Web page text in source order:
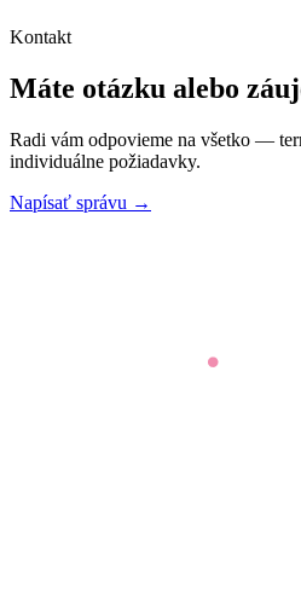
Kontakt
Máte otázku alebo
Radi vám odpovieme na všetko —
individuálne požiadavky.
Napísať správu →